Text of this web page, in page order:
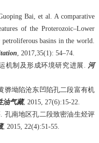
Bai, et al. A comparative
of the Proterozoic–Lower
petroliferous basins in the world.
, 2017,35(1): 54–74.
机制及形成环境研究进展 . 河
骅坳陷沧东凹陷孔二段富有机
油气藏, 2015, 27(6):15-22.
. 孔南地区孔二段致密油生烃评
, 2015, 22(4):51-55.